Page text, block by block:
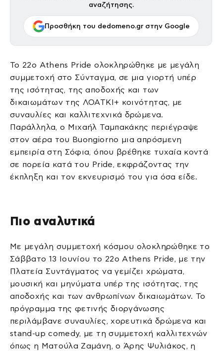
αναζήτησης.
Προσθήκη του dedomeno.gr στην Google
Το 22ο Athens Pride ολοκληρώθηκε με μεγάλη
συμμετοχή στο Σύνταγμα, σε μια γιορτή υπέρ
της ισότητας, της αποδοχής και των
δικαιωμάτων της ΛΟΑΤΚΙ+ κοινότητας, με
συναυλίες και καλλιτεχνικά δρώμενα.
Παράλληλα, ο Μιχαήλ Ταμπακάκης περιέγραψε
στον αέρα του Buongiorno μια απρόσμενη
εμπειρία στη Σόφια, όπου βρέθηκε τυχαία κοντά
σε πορεία κατά του Pride, εκφράζοντας την
έκπληξη και τον εκνευρισμό του για όσα είδε.
Πιο αναλυτικά
Με μεγάλη συμμετοχή κόσμου ολοκληρώθηκε το
Σάββατο 13 Ιουνίου το 22ο Athens Pride, με την
Πλατεία Συντάγματος να γεμίζει χρώματα,
μουσική και μηνύματα υπέρ της ισότητας, της
αποδοχής και των ανθρωπίνων δικαιωμάτων. Το
πρόγραμμα της φετινής διοργάνωσης
περιλάμβανε συναυλίες, χορευτικά δρώμενα και
stand-up comedy, με τη συμμετοχή καλλιτεχνών
όπως η Ματούλα Ζαμάνη, ο Άρης Ψυλιάκος, η